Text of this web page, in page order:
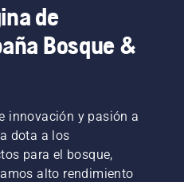
de
Bosque &
innovación y pasión a
dota a los
para el bosque,
alto rendimiento